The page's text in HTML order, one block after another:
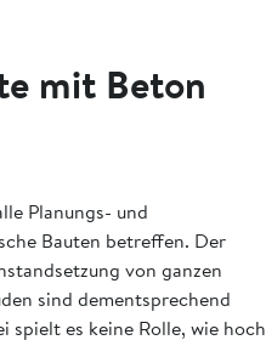
mit Beton
Planungs- und
Bauten betreffen. Der
von ganzen
sind dementsprechend
spielt es keine Rolle, wie hoch